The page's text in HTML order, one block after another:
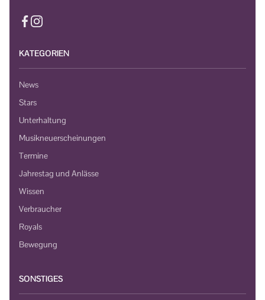
KATEGORIEN
News
Stars
Unterhaltung
Musikneuerscheinungen
Termine
Jahrestag und Anlässe
Wissen
Verbraucher
Royals
Bewegung
SONSTIGES